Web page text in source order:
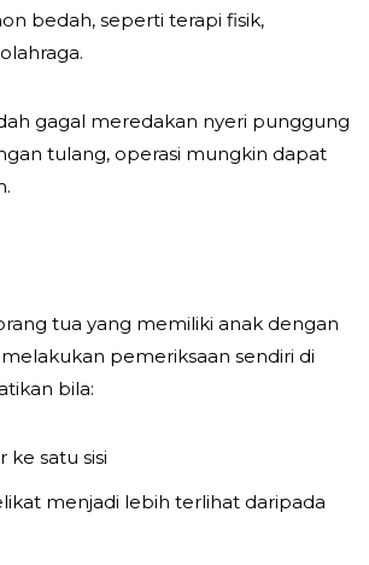
bedah, seperti terapi fisik,
gagal meredakan nyeri punggung
tulang, operasi mungkin dapat
tua yang memiliki anak dengan
pemeriksaan sendiri di
bila:
ke satu sisi
menjadi lebih terlihat daripada